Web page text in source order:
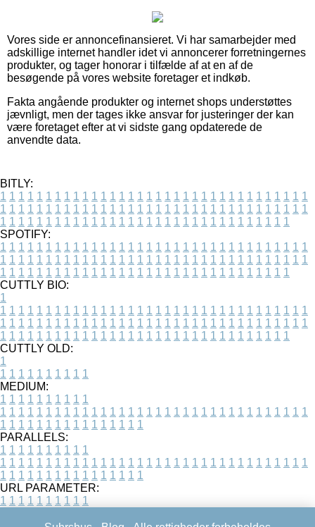
Vores side er annoncefinansieret. Vi har samarbejder med
adskillige internet handler idet vi annoncerer forretningernes
produkter, og tager honorar i tilfælde af at en af de
besøgende på vores website foretager et indkøb.
Fakta angående produkter og internet shops understøttes
jævnligt, men der tages ikke ansvar for justeringer der kan
være foretaget efter at vi sidste gang opdaterede de
anvendte data.
BITLY:
1 1 1 1 1 1 1 1 1 1 1 1 1 1 1 1 1 1 1 1 1 1 1 1 1 1 1 1 1 1 1 1 1 1
1 1 1 1 1 1 1 1 1 1 1 1 1 1 1 1 1 1 1 1 1 1 1 1 1 1 1 1 1 1 1 1 1 1
1 1 1 1 1 1 1 1 1 1 1 1 1 1 1 1 1 1 1 1 1 1 1 1 1 1 1 1 1 1 1 1
SPOTIFY:
1 1 1 1 1 1 1 1 1 1 1 1 1 1 1 1 1 1 1 1 1 1 1 1 1 1 1 1 1 1 1 1 1 1
1 1 1 1 1 1 1 1 1 1 1 1 1 1 1 1 1 1 1 1 1 1 1 1 1 1 1 1 1 1 1 1 1 1
1 1 1 1 1 1 1 1 1 1 1 1 1 1 1 1 1 1 1 1 1 1 1 1 1 1 1 1 1 1 1 1
CUTTLY BIO:
1
1 1 1 1 1 1 1 1 1 1 1 1 1 1 1 1 1 1 1 1 1 1 1 1 1 1 1 1 1 1 1 1 1 1
1 1 1 1 1 1 1 1 1 1 1 1 1 1 1 1 1 1 1 1 1 1 1 1 1 1 1 1 1 1 1 1 1 1
1 1 1 1 1 1 1 1 1 1 1 1 1 1 1 1 1 1 1 1 1 1 1 1 1 1 1 1 1 1 1 1
CUTTLY OLD:
1
1 1 1 1 1 1 1 1 1 1
MEDIUM:
1 1 1 1 1 1 1 1 1 1
1 1 1 1 1 1 1 1 1 1 1 1 1 1 1 1 1 1 1 1 1 1 1 1 1 1 1 1 1 1 1 1 1 1
1 1 1 1 1 1 1 1 1 1 1 1 1 1 1 1
PARALLELS:
1 1 1 1 1 1 1 1 1 1
1 1 1 1 1 1 1 1 1 1 1 1 1 1 1 1 1 1 1 1 1 1 1 1 1 1 1 1 1 1 1 1 1 1
1 1 1 1 1 1 1 1 1 1 1 1 1 1 1 1
URL PARAMETER:
1 1 1 1 1 1 1 1 1 1